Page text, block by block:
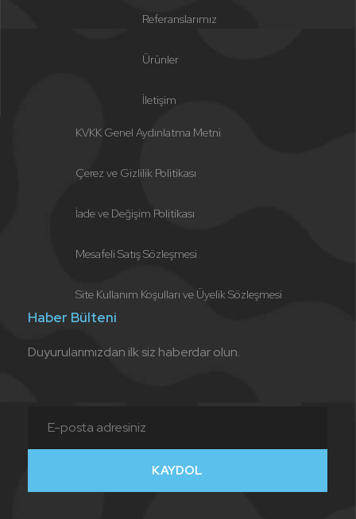
Referanslarımız
Ürünler
İletişim
KVKK Genel Aydınlatma Metni
Çerez ve Gizlilik Politikası
İade ve Değişim Politikası
Mesafeli Satış Sözleşmesi
Site Kullanım Koşulları ve Üyelik Sözleşmesi
Haber Bülteni
Duyurularımızdan ilk siz haberdar olun.
KAYDOL